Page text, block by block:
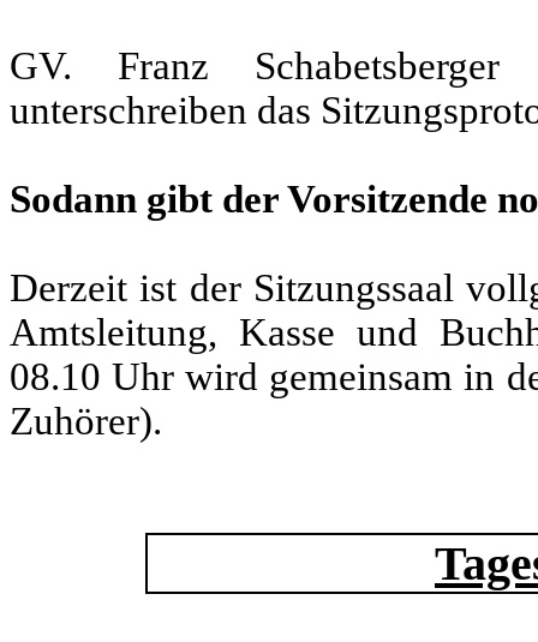
GV. Franz
unterschreiben das
Sodann gibt der Vorsitzende
Derzeit ist der Sitzungssaal
Amtsleitung, Kasse und
08.10 Uhr wird gemeinsam in
Zuhörer).